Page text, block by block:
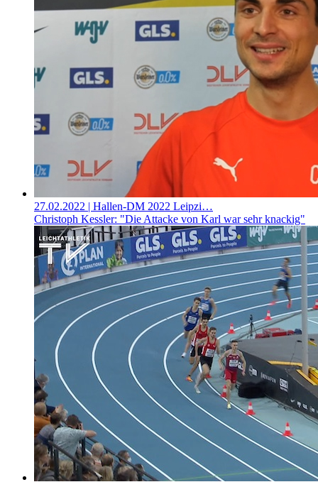
27.02.2022 | Hallen-DM 2022 Leipzi…
Christoph Kessler: "Die Attacke von Karl war sehr knackig"